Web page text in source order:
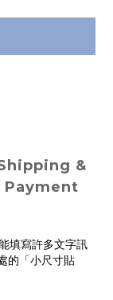
&
Payment
填寫許多文字訊
的「小尺寸貼